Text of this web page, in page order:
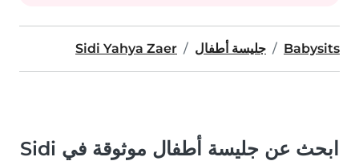
Babysits جليسة أطفال Sidi Yahya Zaer
ابحث عن جليسة أطفال موثوقة في Sidi